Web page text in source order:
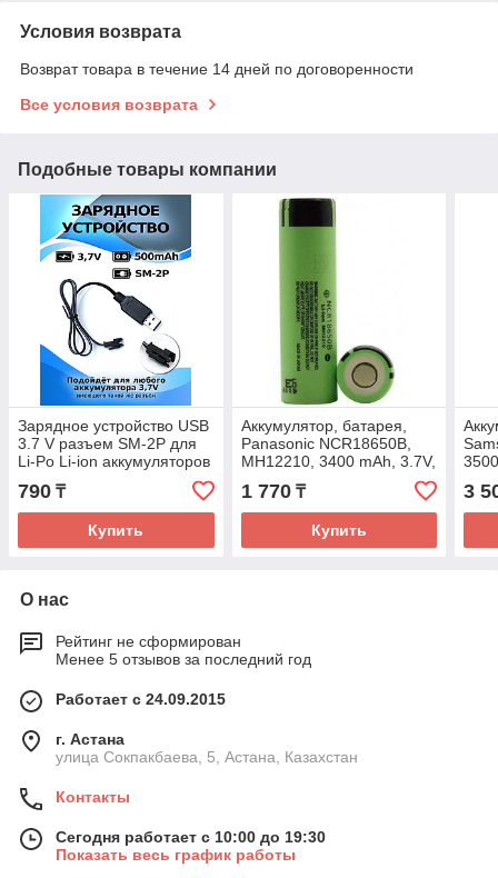
Условия возврата
Возврат товара в течение 14 дней по договоренности
Все условия возврата
Подобные товары компании
Зарядное устройство USB
3.7 V разъем SM-2P для
Li-Po Li-ion аккумуляторов
от радиоуправляемых
игрушек
790 ₸
Купить
Аккумулятор, батарея,
Panasonic NCR18650B,
MH12210, 3400 mAh, 3.7V,
Без защиты. (после
разбора)оригинал
1 770₸
Купить
3
О нас
Рейтинг не сформирован
Менее 5 отзывов за последний год
Работает с 24.09.2015
г. Астана
улица Сокпакбаева, 5, Астана, Казахстан
Контакты
Сегодня работает с 10:00 до 19:30
Показать весь график работы